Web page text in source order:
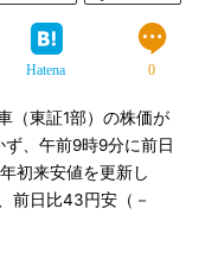
Hatena 0
（東証1部）の株価が
、午前9時9分に前日
初来安値を更新し
前日比43円安（－